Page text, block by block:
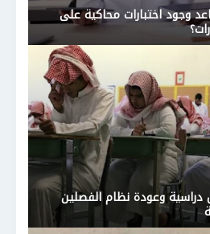
وجود اختبارات محاكية على
دراسية وعودة نظام الفصلين